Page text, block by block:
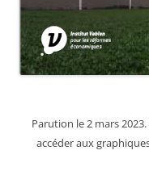
Parution le 2 mars
accéder aux